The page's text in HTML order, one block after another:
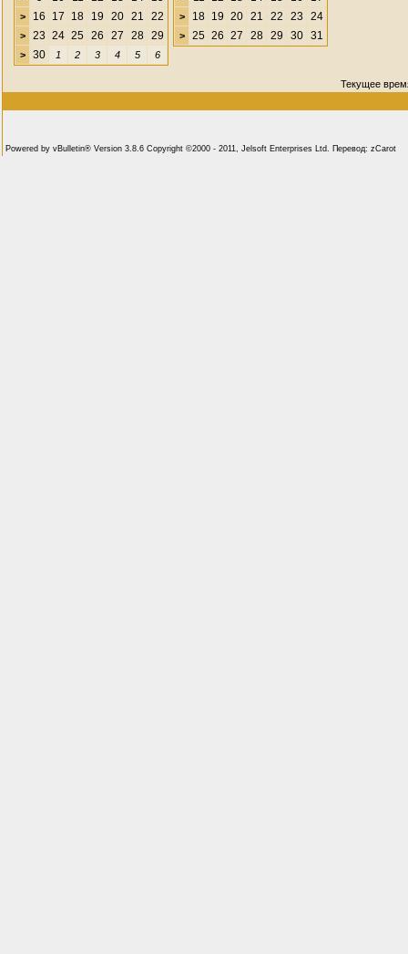
> 16 17 18 19 20 21 22
> 23 24 25 26 27 28 29
> 30 1 2 3 4 5 6
> 18 19 20 21 22 23 24
> 25 26 27 28 29 30 31
Текущее
Powered by vBulletin® Version 3.8.6 Copyright ©2000 - 2011, Jelsoft Enterprises Ltd. Перевод: zCarot